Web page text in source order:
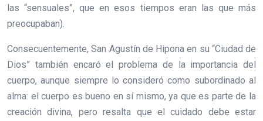
las “sensuales”, que en esos tiempos eran las que más
preocupaban).
Consecuentemente, San Agustín de Hipona en su “Ciudad de
Dios” también encaró el problema de la importancia del
cuerpo, aunque siempre lo consideró como subordinado al
alma: el cuerpo es bueno en sí mismo, ya que es parte de la
creación divina, pero resalta que el cuidado debe estar